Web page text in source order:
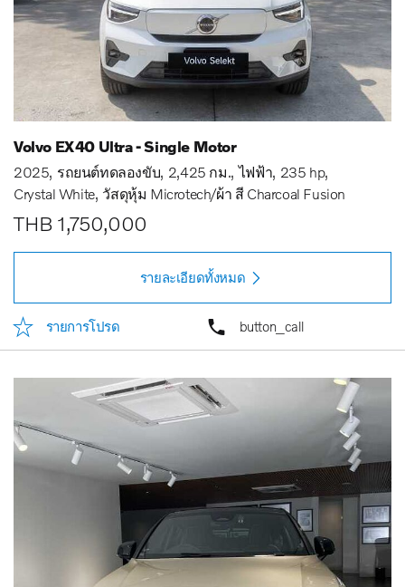
Volvo EX40 Ultra - Single Motor
2025 รถยนต์ทดลองขับ 2,425 กม. ไฟฟ้า 235 hp
Crystal White วัสดุหุ้ม Microtech/ผ้า สี Charcoal Fusion
THB 1,750,000
รายละเอียดทั้งหมด
รายการโปรด button_call